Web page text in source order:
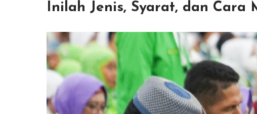
Inilah Jenis, Syarat, dan Cara